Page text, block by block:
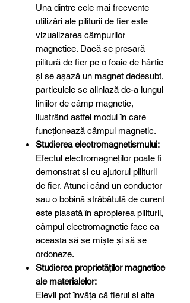
Una dintre cele mai frecvente
utilizări ale piliturii de fier este
vizualizarea câmpurilor
magnetice. Dacă se presară
pilitură de fier pe o foaie de hârtie
și se așază un magnet dedesubt,
particulele se aliniază de-a lungul
liniilor de câmp magnetic,
ilustrând astfel modul în care
funcționează câmpul magnetic.
Studierea electromagnetismului:
Efectul electromagneților poate fi
demonstrat și cu ajutorul piliturii
de fier. Atunci când un conductor
sau o bobină străbătută de curent
este plasată în apropierea piliturii,
câmpul electromagnetic face ca
aceasta să se miște și să se
ordoneze.
Studierea proprietăților magnetice
ale materialelor:
Elevii pot învăța că fierul și alte